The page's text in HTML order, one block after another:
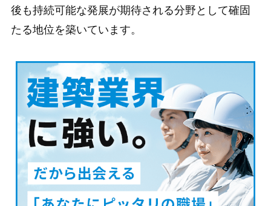
後も持続可能な発展が期待される分野として確固
たる地位を築いています。